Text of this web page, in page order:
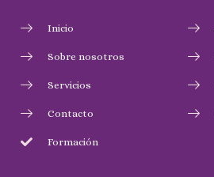
Inicio
Sobre nosotros
Servicios
Contacto
Formación